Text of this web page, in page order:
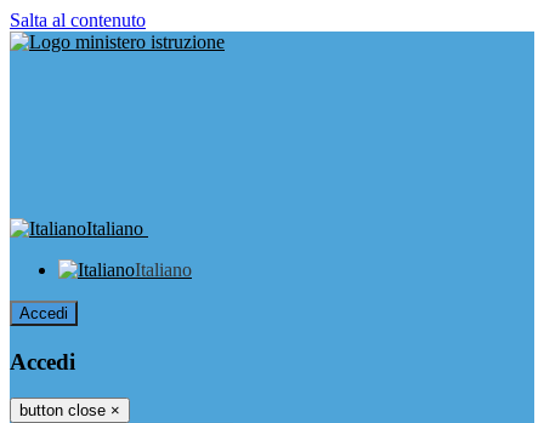
Salta al contenuto
Italiano
Italiano
Accedi
Accedi
button close ×